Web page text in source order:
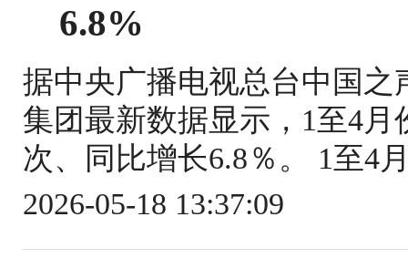
6.8%
据中央广播电视总台中国
集团最新数据显示，1至4月
次、同比增长6.8％。 1至4
2026-05-18 13:37:09